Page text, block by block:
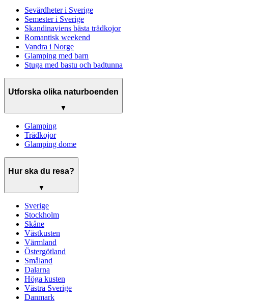
Sevärdheter i Sverige
Semester i Sverige
Skandinaviens bästa trädkojor
Romantisk weekend
Vandra i Norge
Glamping med barn
Stuga med bastu och badtunna
Utforska olika naturboenden
▼
Glamping
Trädkojor
Glamping dome
Hur ska du resa?
▼
Sverige
Stockholm
Skåne
Västkusten
Värmland
Östergötland
Småland
Dalarna
Höga kusten
Västra Sverige
Danmark